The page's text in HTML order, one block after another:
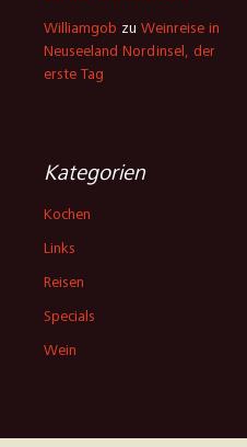
Williamgob zu Weinreise in
Neuseeland Nordinsel, der
erste Tag
Kategorien
Kochen
Links
Reisen
Specials
Wein